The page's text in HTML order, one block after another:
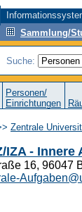
Sammlung/
Suche:
Personen/
Einrichtungen
Zentrale
IZA -
16, 96047